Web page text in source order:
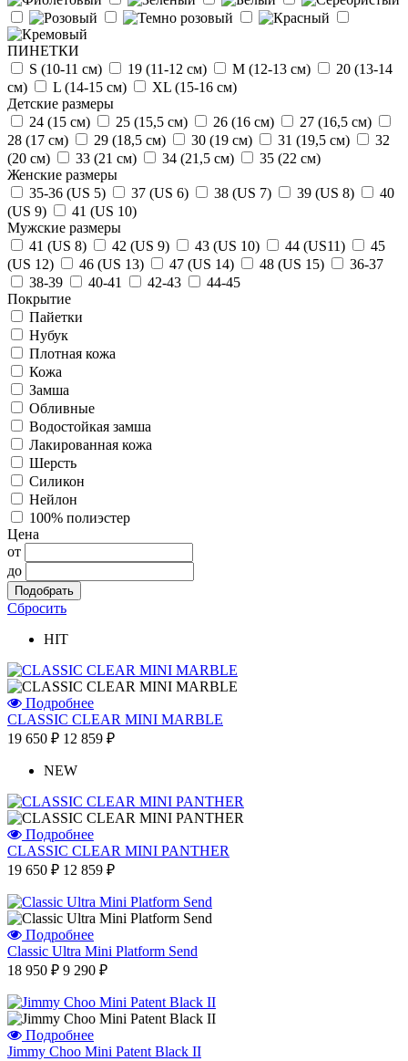
г.Красноярск
ПИНЕТКИ
S (10-11 см)
19 (11-12 см) М (12-13 см)
20 (13-14
см)
L (14-15 cм)
ХL (15-16 cм)
Детские размеры
24 (15 см)
25 (15,5 см) 26 (16 см)
27 (16,5 см)
28 (17 см)
29 (18,5 см) 30 (19 см) 31 (19,5 см)
32
(20 см)
33 (21 см) 34 (21,5 см)
35 (22 см)
Женские размеры
35-36 (US 5)
37 (US 6) 38 (US 7) 39 (US 8)
40
(US 9)
41 (US 10)
Мужские размеры
41 (US 8)
42 (US 9) 43 (US 10) 44 (US11)
45
(US 12)
46 (US 13) 47 (US 14) 48 (US 15)
36-37
38-39
40-41 42-43
44-45
Покрытие
Пайетки
Нубук
Плотная кожа
Кожа
Замша
Обливные
Водостойкая замша
Лакированная кожа
Шерсть
Силикон
Нейлон
100% полиэстер
Цена
от
до
Сбросить
HIT
Подробнее
CLASSIC CLEAR MINI MARBLE
19 650 ₽ 12 859 ₽
NEW
Подробнее
CLASSIC CLEAR MINI PANTHER
19 650 ₽ 12 859 ₽
Подробнее
Classic Ultra Mini Platform Send
18 950 ₽ 9 290 ₽
Подробнее
Jimmy Choo Mini Patent Black II